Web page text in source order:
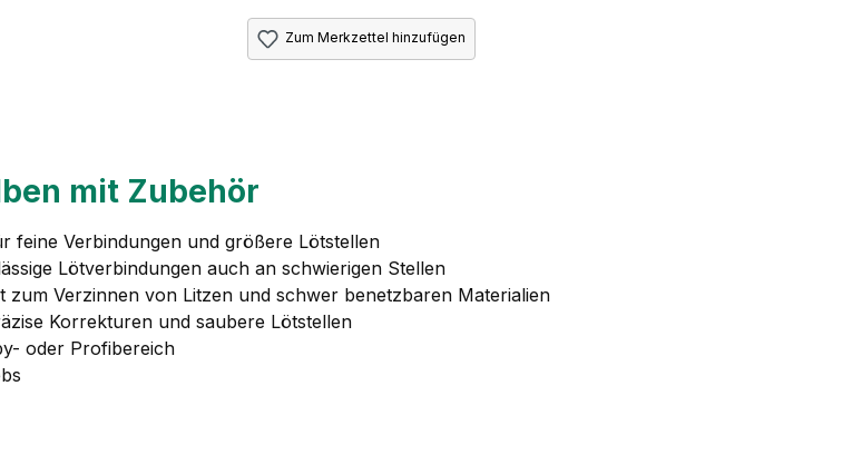
Zum Merkzettel hinzufügen
mit Zubehör
feine Verbindungen und größere Lötstellen
Lötverbindungen auch an schwierigen Stellen
Verzinnen von Litzen und schwer benetzbaren Materialien
Korrekturen und saubere Lötstellen
oder Profibereich